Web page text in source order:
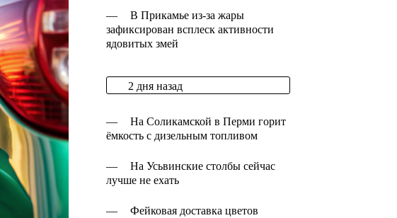
—
В Прикамье из-за жары
зафиксирован всплеск активности
ядовитых змей
2 дня назад
—
На Соликамской в Перми горит
ёмкость с дизельным топливом
—
На Усьвинские столбы сейчас
лучше не ехать
—
Фейковая доставка цветов